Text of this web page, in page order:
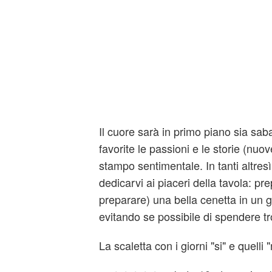
Il cuore sarà in primo piano sia
favorite le passioni e le storie
stampo sentimentale. In tanti
dedicarvi ai piaceri della tavola:
preparare) una bella cenetta in un
evitando se possibile di spendere
La scaletta con i giorni "si" e quelli